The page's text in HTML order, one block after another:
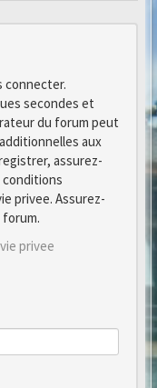
connecter.
secondes et
du forum peut
aux
assurez-
conditions
privee. Assurez-
privee